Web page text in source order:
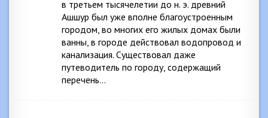
в третьем тысячелетии до н. э. древний
Ашшур был уже вполне благоустроенным
городом, во многих его жилых домах были
ванны, в городе действовал водопровод и
канализация. Существовал даже
путеводитель по городу, содержащий
перечень…